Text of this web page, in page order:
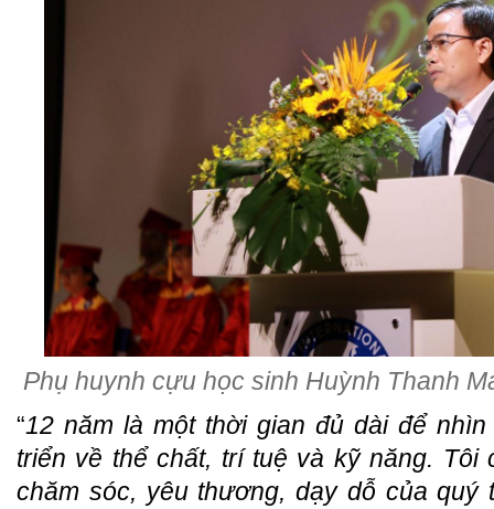
Phụ huynh cựu học sinh Huỳnh Thanh
“12 năm là một thời gian đủ dài để
triển về thể chất, trí tuệ và kỹ năng. Tôi
chăm sóc, yêu thương, dạy dỗ của quý